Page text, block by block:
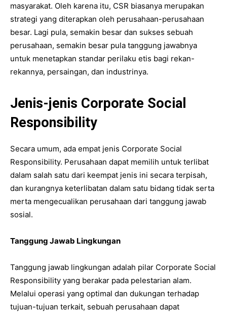
masyarakat. Oleh karena itu, CSR biasanya merupakan
strategi yang diterapkan oleh perusahaan-perusahaan
besar. Lagi pula, semakin besar dan sukses sebuah
perusahaan, semakin besar pula tanggung jawabnya
untuk menetapkan standar perilaku etis bagi rekan-
rekannya, persaingan, dan industrinya.
Jenis-jenis Corporate Social
Responsibility
Secara umum, ada empat jenis Corporate Social
Responsibility. Perusahaan dapat memilih untuk terlibat
dalam salah satu dari keempat jenis ini secara terpisah,
dan kurangnya keterlibatan dalam satu bidang tidak serta
merta mengecualikan perusahaan dari tanggung jawab
sosial.
Tanggung Jawab Lingkungan
Tanggung jawab lingkungan adalah pilar Corporate Social
Responsibility yang berakar pada pelestarian alam.
Melalui operasi yang optimal dan dukungan terhadap
tujuan-tujuan terkait, sebuah perusahaan dapat